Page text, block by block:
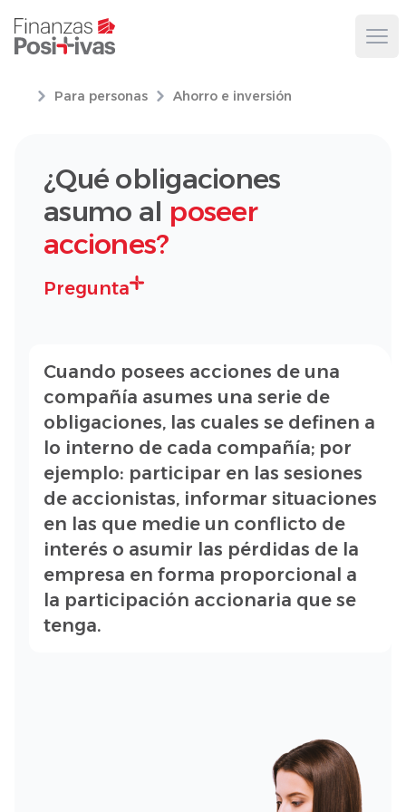
Para personas Ahorro e inversión
¿Qué obligaciones
asumo al poseer
acciones?
Pregunta
Cuando posees acciones de una
compañía asumes una serie de
obligaciones, las cuales se definen a
lo interno de cada compañía; por
ejemplo: participar en las sesiones
de accionistas, informar situaciones
en las que medie un conflicto de
interés o asumir las pérdidas de la
empresa en forma proporcional a
la participación accionaria que se
tenga.